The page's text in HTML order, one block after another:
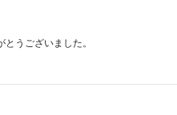
うございました。